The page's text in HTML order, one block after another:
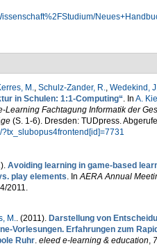
M., Schulz-Zander, R., Wedekind,
in Schulen: 1:1-Computing“. In A.
Learning Fachtagung Informatik der
(S. 1-6). Dresden: TUDpress.
Avoiding learning in game-based
play elements. InAERA Annual
2011.
M.. (2011). Darstellung von
Vorlesungen. Erfahrungen zum
Ruhr. eleed e-learning & education, 7